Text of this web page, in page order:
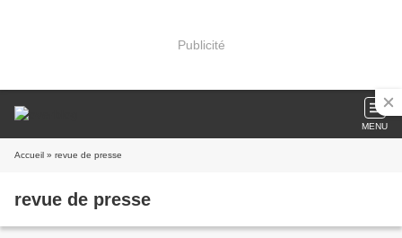
Publicité
MENU
Accueil » revue de presse
revue de presse